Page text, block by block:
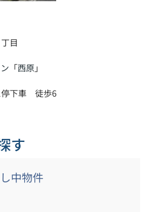
丁目
「西原」
停下車 徒歩6
す
中物件